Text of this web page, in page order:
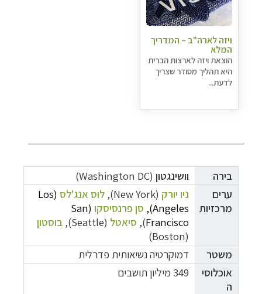
ויזה לארה"ב – המדריך
המלא
הוצאת ויזה לארצות הברית
היא תהליך מסודר שצריך
לדעת...
בירה וושינגטון (Washington DC)
ערים
מרכזיות
ניו יורק (New York), לוס אנג'לס (Los
Angeles),
סן פרנסיסקו (
San
Francisco
), סיאטל (Seattle),
בוסטון
(Boston)
משטר
דמוקרטיה נשיאותית פדרלית
אוכלוסי
ה
349 מיליון תושבים